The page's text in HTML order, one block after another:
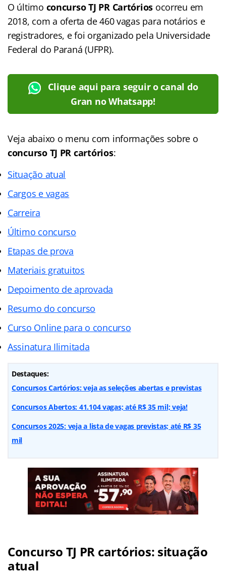
O último concurso TJ PR Cartórios ocorreu em
2018, com a oferta de 460 vagas para notários e
registradores, e foi organizado pela Universidade
Federal do Paraná (UFPR).
Clique aqui para seguir o canal do
Gran no Whatsapp!
Veja abaixo o menu com informações sobre o
concurso TJ PR cartórios:
Situação atual
Cargos e vagas
Carreira
Último concurso
Etapas de prova
Materiais gratuitos
Depoimento de aprovada
Resumo do concurso
Curso Online para o concurso
Assinatura Ilimitada
Destaques:
Concursos Cartórios: veja as seleções abertas e previstas
Concursos Abertos: 41.104 vagas; até R$ 35 mil; veja!
Concursos 2025: veja a lista de vagas previstas; até R$ 35
mil
Concurso TJ PR cartórios: situação
atual